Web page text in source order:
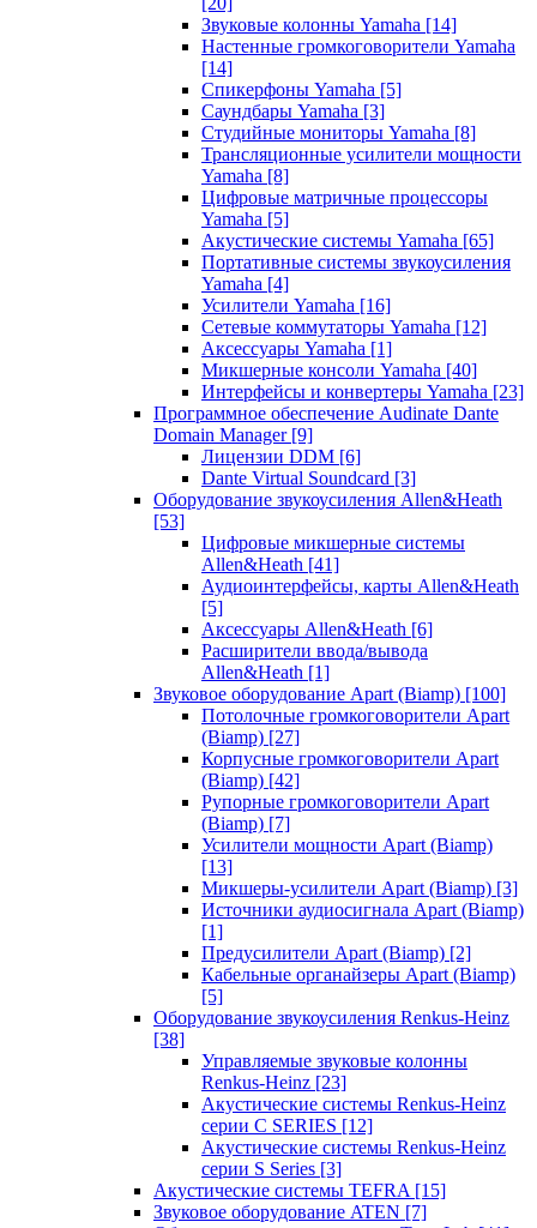
Звуковые колонны Yamaha [14]
Настенные громкоговорители Yamaha
[14]
Спикерфоны Yamaha [5]
Саундбары Yamaha [3]
Студийные мониторы Yamaha [8]
Трансляционные усилители мощности
Yamaha [8]
Цифровые матричные процессоры
Yamaha [5]
Акустические системы Yamaha [65]
Портативные системы звукоусиления
Yamaha [4]
Усилители Yamaha [16]
Сетевые коммутаторы Yamaha [12]
Аксессуары Yamaha [1]
Микшерные консоли Yamaha [40]
Интерфейсы и конвертеры Yamaha [23]
Программное обеспечение Audinate Dante
Domain Manager [9]
Лицензии DDM [6]
Dante Virtual Soundcard [3]
Оборудование звукоусиления Allen&Heath
[53]
Цифровые микшерные системы
Allen&Heath [41]
Аудиоинтерфейсы, карты Allen&Heath
[5]
Аксессуары Allen&Heath [6]
Расширители ввода/вывода
Allen&Heath [1]
Звуковое оборудование Apart (Biamp) [100]
Потолочные громкоговорители Apart
(Biamp) [27]
Корпусные громкоговорители Apart
(Biamp) [42]
Рупорные громкоговорители Apart
(Biamp) [7]
Усилители мощности Apart (Biamp)
[13]
Микшеры-усилители Apart (Biamp) [3]
Источники аудиосигнала Apart (Biamp)
[1]
Предусилители Apart (Biamp) [2]
Кабельные органайзеры Apart (Biamp)
[5]
Оборудование звукоусиления Renkus-Heinz
[38]
Управляемые звуковые колонны
Renkus-Heinz [23]
Акустические системы Renkus-Heinz
серии C SERIES [12]
Акустические системы Renkus-Heinz
серии S Series [3]
Акустические системы TEFRA [15]
Звуковое оборудование ATEN [7]